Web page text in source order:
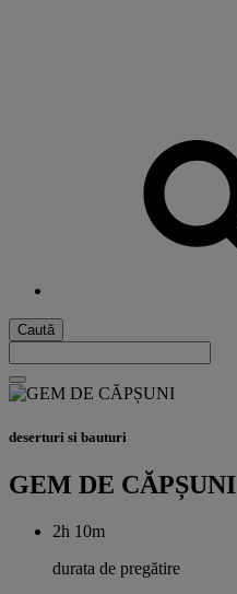
Caută
deserturi si bauturi
GEM DE CĂPȘUNI
2h 10m
durata de pregătire